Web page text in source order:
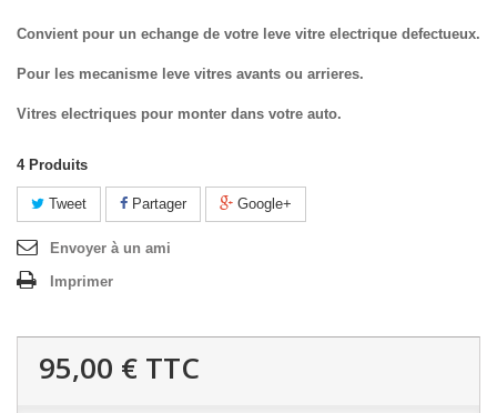
Convient pour un echange de votre leve vitre electrique defectueux.
Pour les mecanisme leve vitres avants ou arrieres.
Vitres electriques pour monter dans votre auto.
4 Produits
Tweet Partager Google+
Envoyer à un ami
Imprimer
95,00 € TTC